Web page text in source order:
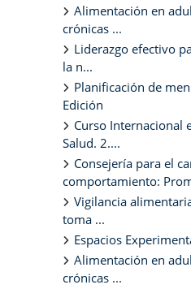
Alimentación en
crónicas ...
Liderazgo efectivo
la n...
Planificación de
Edición
Curso Internacional
Salud. 2....
Consejería para el
comportamiento:
Vigilancia
toma ...
Espacios
Alimentación en
crónicas ...